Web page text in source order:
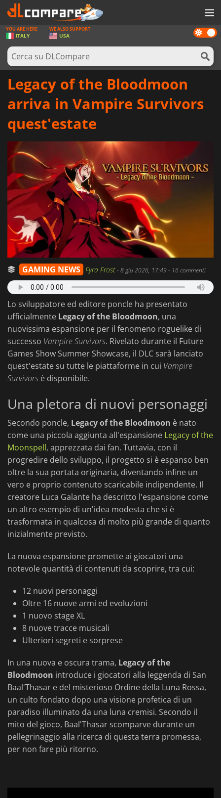
GIOCHI
PREPAGATE
SOFTWARE
REWARDS
NOTIZIE
ACCEDI O REGISTRATI
Dark
mode
YOU ARE HERE
ITALY
WE ALSO SUPPORT
USA
Legacy of the Bloodmoon
arriva in Vampire Survivors
quest'estate
GAMING NEWS Fyra Frost-8 giu 2026, 17:49- 16 commenti
Lo sviluppatore ed editore poncle ha presentato
ufficialmente Legacy of the Bloodmoon, una
nuovissima espansione per il fenomeno roguelike di
successo Vampire Survivors. Rivelato durante il Future
Games Show Summer Showcase, il DLC sarà lanciato
quest'estate su tutte le piattaforme in cui Vampire
Survivors è disponibile.
Una pletora di nuovi personaggi
Secondo poncle, Legacy of the Bloodmoon è nato
come una piccola aggiunta all'espansione Legacy of the
Moonspell, apprezzata dai fan. Tuttavia, con il
progredire dello sviluppo, il progetto si è espanso ben
oltre la sua portata originaria, diventando infine un
vero e proprio contenuto scaricabile indipendente. Il
creatore Luca Galante ha descritto l'espansione come
un altro esempio di un'idea modesta che si è
trasformata in qualcosa di molto più grande di quanto
inizialmente previsto.
La nuova espansione promette ai giocatori una
notevole quantità di contenuti da scoprire, tra cui:
12 nuovi personaggi
Oltre 16 nuove armi ed evoluzioni
1 nuovo stage XL
8 nuove tracce musicali
Ulteriori segreti e sorprese
In una nuova e oscura trama, Legacy of the
Bloodmoon introduce i giocatori alla leggenda di San
Baal'Thasar e del misterioso Ordine della Luna Rossa,
un culto fondato dopo una visione profetica di un
paradiso illuminato da una luna cremisi. Secondo il
mito del gioco, Baal'Thasar scomparve durante un
pellegrinaggio alla ricerca di questa terra promessa,
per non fare più ritorno.